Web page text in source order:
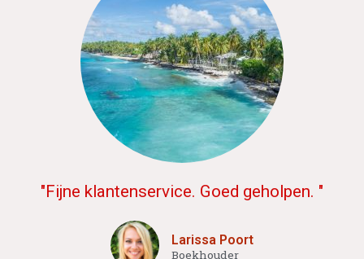
"Fijne klantenservice. Goed geholpen. "
Larissa Poort
Boekhouder